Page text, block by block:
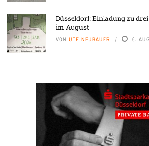
Düsseldorf: Einladung zu
im August
VON UTE NEUBAUER 6.